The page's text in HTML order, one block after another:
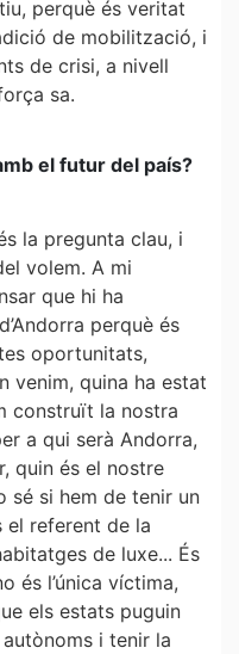
perquè és veritat
de mobilització, i
de crisi, a nivell
sa.
el futur del país?
la pregunta clau, i
volem. A mi
que hi ha
perquè és
oportunitats,
venim, quina ha estat
construït la nostra
a qui serà Andorra,
quin és el nostre
sé si hem de tenir un
referent de la
de luxe... És
és l’única víctima,
els estats puguin
i tenir la